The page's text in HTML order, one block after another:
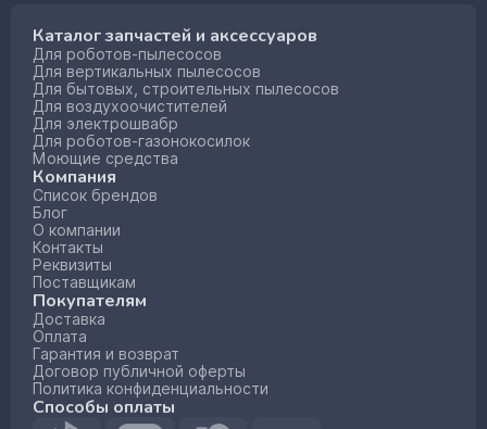
Каталог запчастей и аксессуаров
Для роботов-пылесосов
Для вертикальных пылесосов
Для бытовых, строительных пылесосов
Для воздухоочистителей
Для электрошвабр
Для роботов-газонокосилок
Моющие средства
Компания
Список брендов
Блог
О компании
Контакты
Реквизиты
Поставщикам
Покупателям
Доставка
Оплата
Гарантия и возврат
Договор публичной оферты
Политика конфиденциальности
Способы оплаты